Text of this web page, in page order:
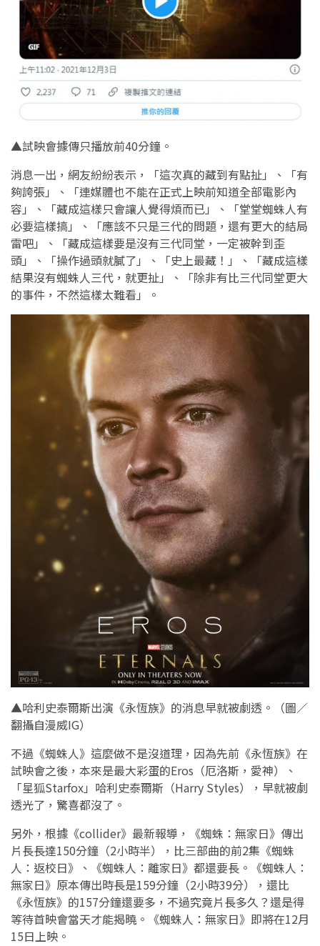
▲試映會據傳只播放前40分鐘。
消息一出，網友紛紛表示，「這次真的藏到有點扯」、「有
夠誇張」、「連媒體也不能在正式上映前知道全部電影內
容」、「藏成這樣只會讓人覺得煩而已」、「堂堂蜘蛛人有
必要這樣搞」、「應該不只是三代的問題，還有更大的結局
雷吧」、「藏成這樣要是沒有三代同堂，一定被幹到歪
頭」、「操作過頭就膩了」、「史上最藏！」、「藏成這樣
結果沒有蜘蛛人三代，就更扯」、「除非有比三代同堂更大
的事件，不然這樣太難看」。
▲哈利史泰爾斯出演《永恆族》的消息早就被劇透。（圖／
翻攝自漫威IG）
不過《蜘蛛人》這麼做不是沒道理，因為先前《永恆族》在
試映會之後，本來是最大彩蛋的Eros（厄洛斯，愛神）、
「星狐Starfox」哈利史泰爾斯（Harry Styles），早就被劇
透光了，驚喜都沒了。
另外，根據《collider》最新報導，《蜘蛛：無家日》傳出
片長長達150分鐘（2小時半），比三部曲的前2集《蜘蛛
人：返校日》、《蜘蛛人：離家日》都還要長。《蜘蛛人：
無家日》原本傳出時長是159分鐘（2小時39分），還比
《永恆族》的157分鐘還要多，不過究竟片長多久？還是得
等待首映會當天才能揭曉。《蜘蛛人：無家日》即將在12月
15日上映。